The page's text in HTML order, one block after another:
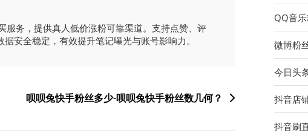
服务，提供真人低价涨粉可靠渠道。支持点赞、评
安全稳定，有效提升笔记曝光与账号影响力。
呗呗兔快手粉丝多少-呗呗兔快手粉丝数几何？
QQ音
微博粉
今日头
抖音店
抖音刷